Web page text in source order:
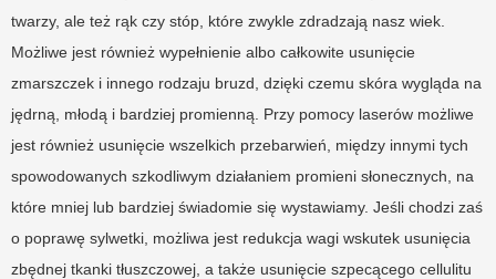
twarzy, ale też rąk czy stóp, które zwykle zdradzają nasz wiek.
Możliwe jest również wypełnienie albo całkowite usunięcie
zmarszczek i innego rodzaju bruzd, dzięki czemu skóra wygląda na
jędrną, młodą i bardziej promienną. Przy pomocy laserów możliwe
jest również usunięcie wszelkich przebarwień, między innymi tych
spowodowanych szkodliwym działaniem promieni słonecznych, na
które mniej lub bardziej świadomie się wystawiamy. Jeśli chodzi zaś
o poprawę sylwetki, możliwa jest redukcja wagi wskutek usunięcia
zbędnej tkanki tłuszczowej, a także usunięcie szpecącego cellulitu